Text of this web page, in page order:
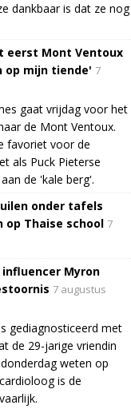
dankbaar is dat ze nog
eerst Mont Ventoux
op mijn tiende' 7
gaat vrijdag voor het
de Mont Ventoux.
favoriet voor de
als Puck Pieterse
de 'kale berg'.
onder tafels
Thaise school 7
influencer Myron
7 augustus
gediagnosticeerd met
de 29-jarige vriendin
weten op
is de